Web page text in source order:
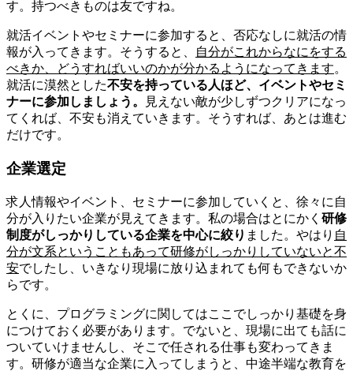
す。持つべきものは友ですね。
就活イベントやセミナーに参加すると、否応なしに就活の情
報が入ってきます。そうすると、
自分がこれからなにをする
べきか、どうすればいいのかが分かるようになってきます。
就活に漠然とした不安を持っている人ほど、イベントやセミ
ナーに参加しましょう。
見えない敵が少しずつクリアになっ
てくれば、不安も消えていきます。そうすれば、あとは進む
だけです。
企業選定
求人情報やイベント、セミナーに参加していくと、徐々に自
分が入りたい企業が見えてきます。私の場合はとにかく 研修
制度がしっかりしている企業を中心に絞り ました。やはり 自
分が文系ということもあって研修がしっかりしていないと不
安でしたし、いきなり現場に放り込まれても何もできないか
らです。
とくに、プログラミングに関してはここでしっかり基礎を身
につけておく必要があります。でないと、現場に出ても話に
ついていけませんし、そこで任される仕事も変わってきま
す。研修が適当な企業に入ってしまうと、中途半端な教育を